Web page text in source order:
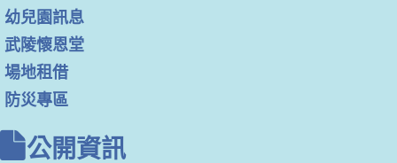
幼兒園訊息
武陵懷恩堂
場地租借
防災專區
公開資訊